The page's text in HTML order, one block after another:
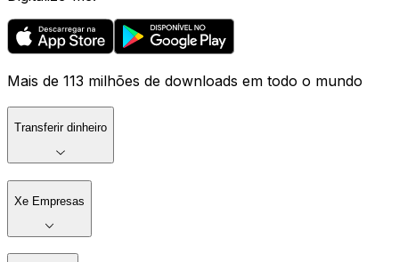
Mais de 113 milhões de downloads em todo o mundo
Transferir dinheiro
Xe Empresas